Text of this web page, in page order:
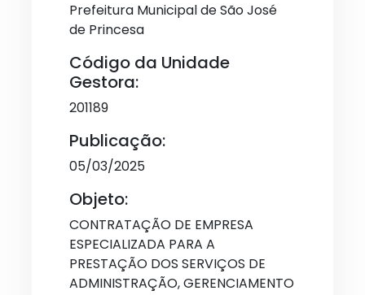
Prefeitura Municipal de São José
de Princesa
Código da Unidade
Gestora:
201189
Publicação:
05/03/2025
Objeto:
CONTRATAÇÃO DE EMPRESA
ESPECIALIZADA PARA A
PRESTAÇÃO DOS SERVIÇOS DE
ADMINISTRAÇÃO, GERENCIAMENTO